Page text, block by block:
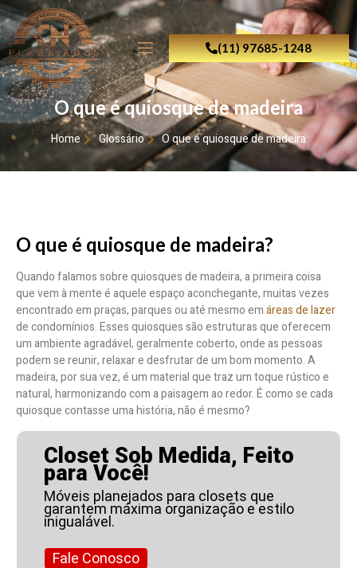
(11) 97685-1248
O que é quiosque de madeira
Home Glossário O que é quiosque de madeira
O que é quiosque de madeira?
Quando falamos sobre quiosques de madeira, a primeira coisa
que vem à mente é aquele espaço aconchegante, muitas vezes
encontrado em praças, parques ou até mesmo emáreas de lazer
de condomínios. Esses quiosques são estruturas que oferecem
um ambiente agradável, geralmente coberto, onde as pessoas
podem se reunir, relaxar e desfrutar de um bom momento. A
madeira, por sua vez, é um material que traz um toque rústico e
natural, harmonizando com a paisagem ao redor. É como se cada
quiosque contasse uma história, não é mesmo?
Closet Sob Medida, Feito
para Você!
Móveis planejados para closets que
garantem máxima organização e estilo
inigualável.
Fale Conosco